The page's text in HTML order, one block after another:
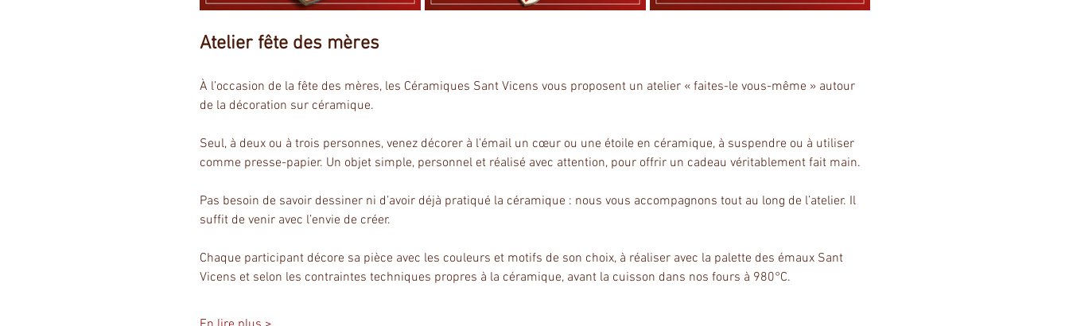
Atelier fête des mères
À l’occasion de la fête des mères, les Céramiques Sant Vicens vous proposent un atelier « faites-le vous-même » autour
de la décoration sur céramique.
Seul, à deux ou à trois personnes, venez décorer à l’émail un cœur ou une étoile en céramique, à suspendre ou à utiliser
comme presse-papier. Un objet simple, personnel et réalisé avec attention, pour offrir un cadeau véritablement fait main.
Pas besoin de savoir dessiner ni d’avoir déjà pratiqué la céramique : nous vous accompagnons tout au long de l’atelier. Il
suffit de venir avec l’envie de créer.
Chaque participant décore sa pièce avec les couleurs et motifs de son choix, à réaliser avec la palette des émaux Sant
Vicens et selon les contraintes techniques propres à la céramique, avant la cuisson dans nos fours à 980°C.